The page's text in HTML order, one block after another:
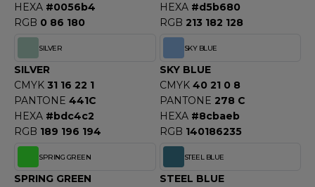
HEXA #0056b4
RGB 0 86 180
HEXA #d5b680
RGB 213 182 128
SILVER
SILVER
CMYK 31 16 22 1
PANTONE 441C
HEXA #bdc4c2
RGB 189 196 194
SKY BLUE
SKY BLUE
CMYK 40 21 0 8
PANTONE 278 C
HEXA #8cbaeb
RGB 140186235
SPRING GREEN
SPRING GREEN
STEEL BLUE
STEEL BLUE